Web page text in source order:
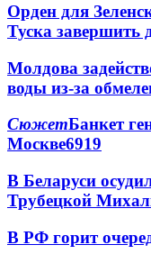
Орден для
Туска завершить
Молдова
воды из-за
СюжетБанкет
Москве6919
В Беларуси
Трубецкой
В РФ горит